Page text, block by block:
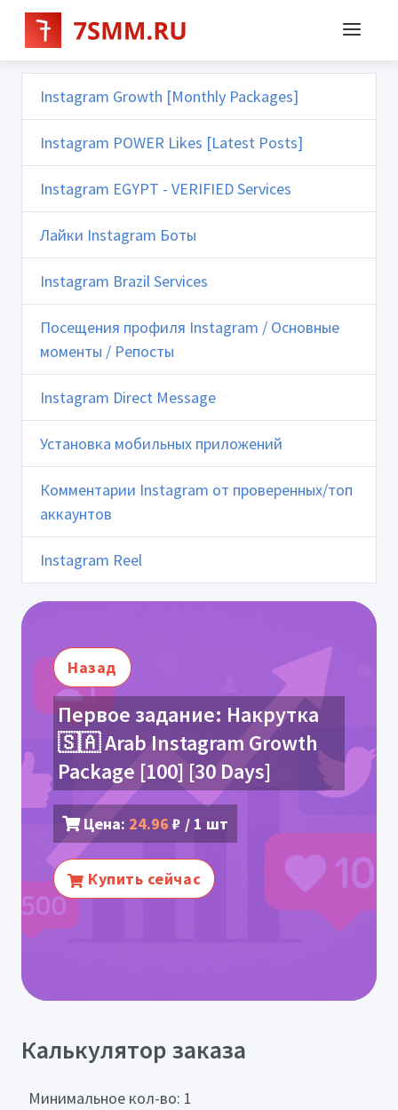
Instagram Growth [Monthly Packages]
Instagram POWER Likes [Latest Posts]
Instagram EGYPT - VERIFIED Services
Лайки Instagram Боты
Instagram Brazil Services
Посещения профиля Instagram / Основные
моменты / Репосты
Instagram Direct Message
Установка мобильных приложений
Комментарии Instagram от проверенных/топ
аккаунтов
Instagram Reel
Назад
Первое задание: Накрутка
🇸🇦 Arab Instagram Growth
Package [100] [30 Days]
Цена: 24.96 ₽ / 1 шт
Купить сейчас
Калькулятор заказа
Минимальное кол-во: 1